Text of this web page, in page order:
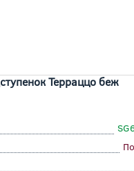
Терраццо беж